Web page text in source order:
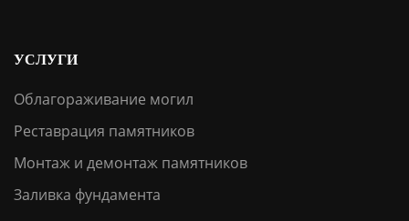
УСЛУГИ
Облагораживание могил
Реставрация памятников
Монтаж и демонтаж памятников
Заливка фундамента